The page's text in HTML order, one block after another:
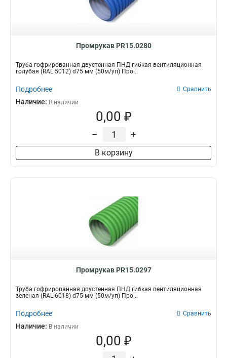
Промрукав PR15.0280
Труба гофрированная двустенная ПНД гибкая вентиляционная
голубая (RAL 5012) d75 мм (50м/уп) Про...
Подробнее Сравнить
Наличие: В наличии
0,00 ₽
– +
В корзину
Промрукав PR15.0297
Труба гофрированная двустенная ПНД гибкая вентиляционная
зеленая (RAL 6018) d75 мм (50м/уп) Про...
Подробнее Сравнить
Наличие: В наличии
0,00 ₽